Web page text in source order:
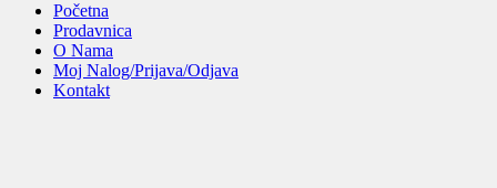
Početna
Prodavnica
O Nama
Moj Nalog/Prijava/Odjava
Kontakt